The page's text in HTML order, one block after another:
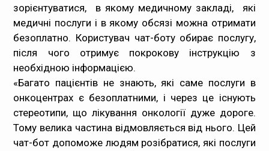
зорієнтуватися, в якому медичному закладі, які
медичні послуги і в якому обсязі можна отримати
безоплатно. Користувач чат-боту обирає послугу,
після чого отримує покрокову інструкцію з
необхідною інформацією.
«Багато пацієнтів не знають, які саме послуги в
онкоцентрах є безоплатними, і через це існують
стереотипи, що лікування онкології дуже дороге.
Тому велика частина відмовляється від нього. Цей
чат-бот допоможе людям розібратися, які послуги